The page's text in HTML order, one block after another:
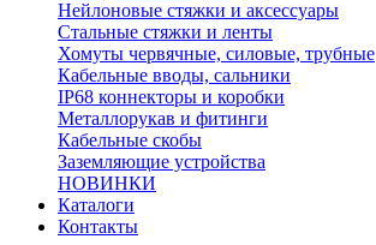
Нейлоновые стяжки и аксессуары
Стальные стяжки и ленты
Хомуты червячные, силовые, трубные
Кабельные вводы, сальники
IP68 коннекторы и коробки
Металлорукав и фитинги
Кабельные скобы
Заземляющие устройства
НОВИНКИ
Каталоги
Контакты